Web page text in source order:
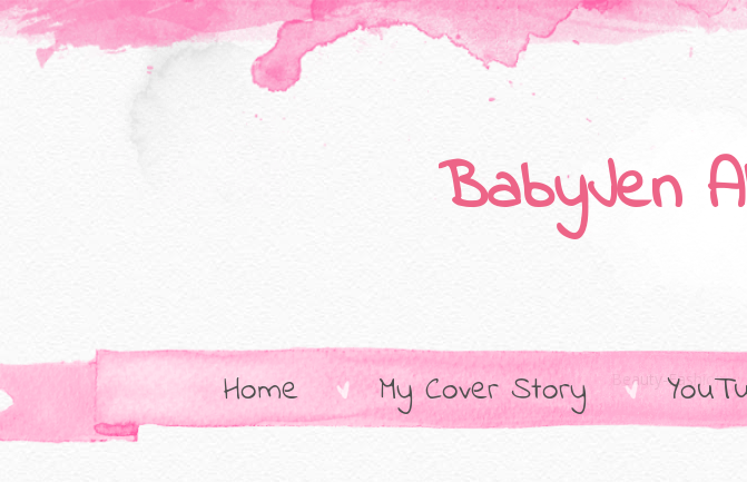
BabyJen
Beauty-Fashion-
Home My Cover Story